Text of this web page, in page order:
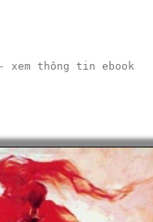
- xem thông tin ebook